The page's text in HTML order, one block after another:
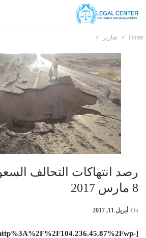
Home تقارير
رصد انتهاكات التحالف
8 مارس 2017
On أبريل 11, 2017